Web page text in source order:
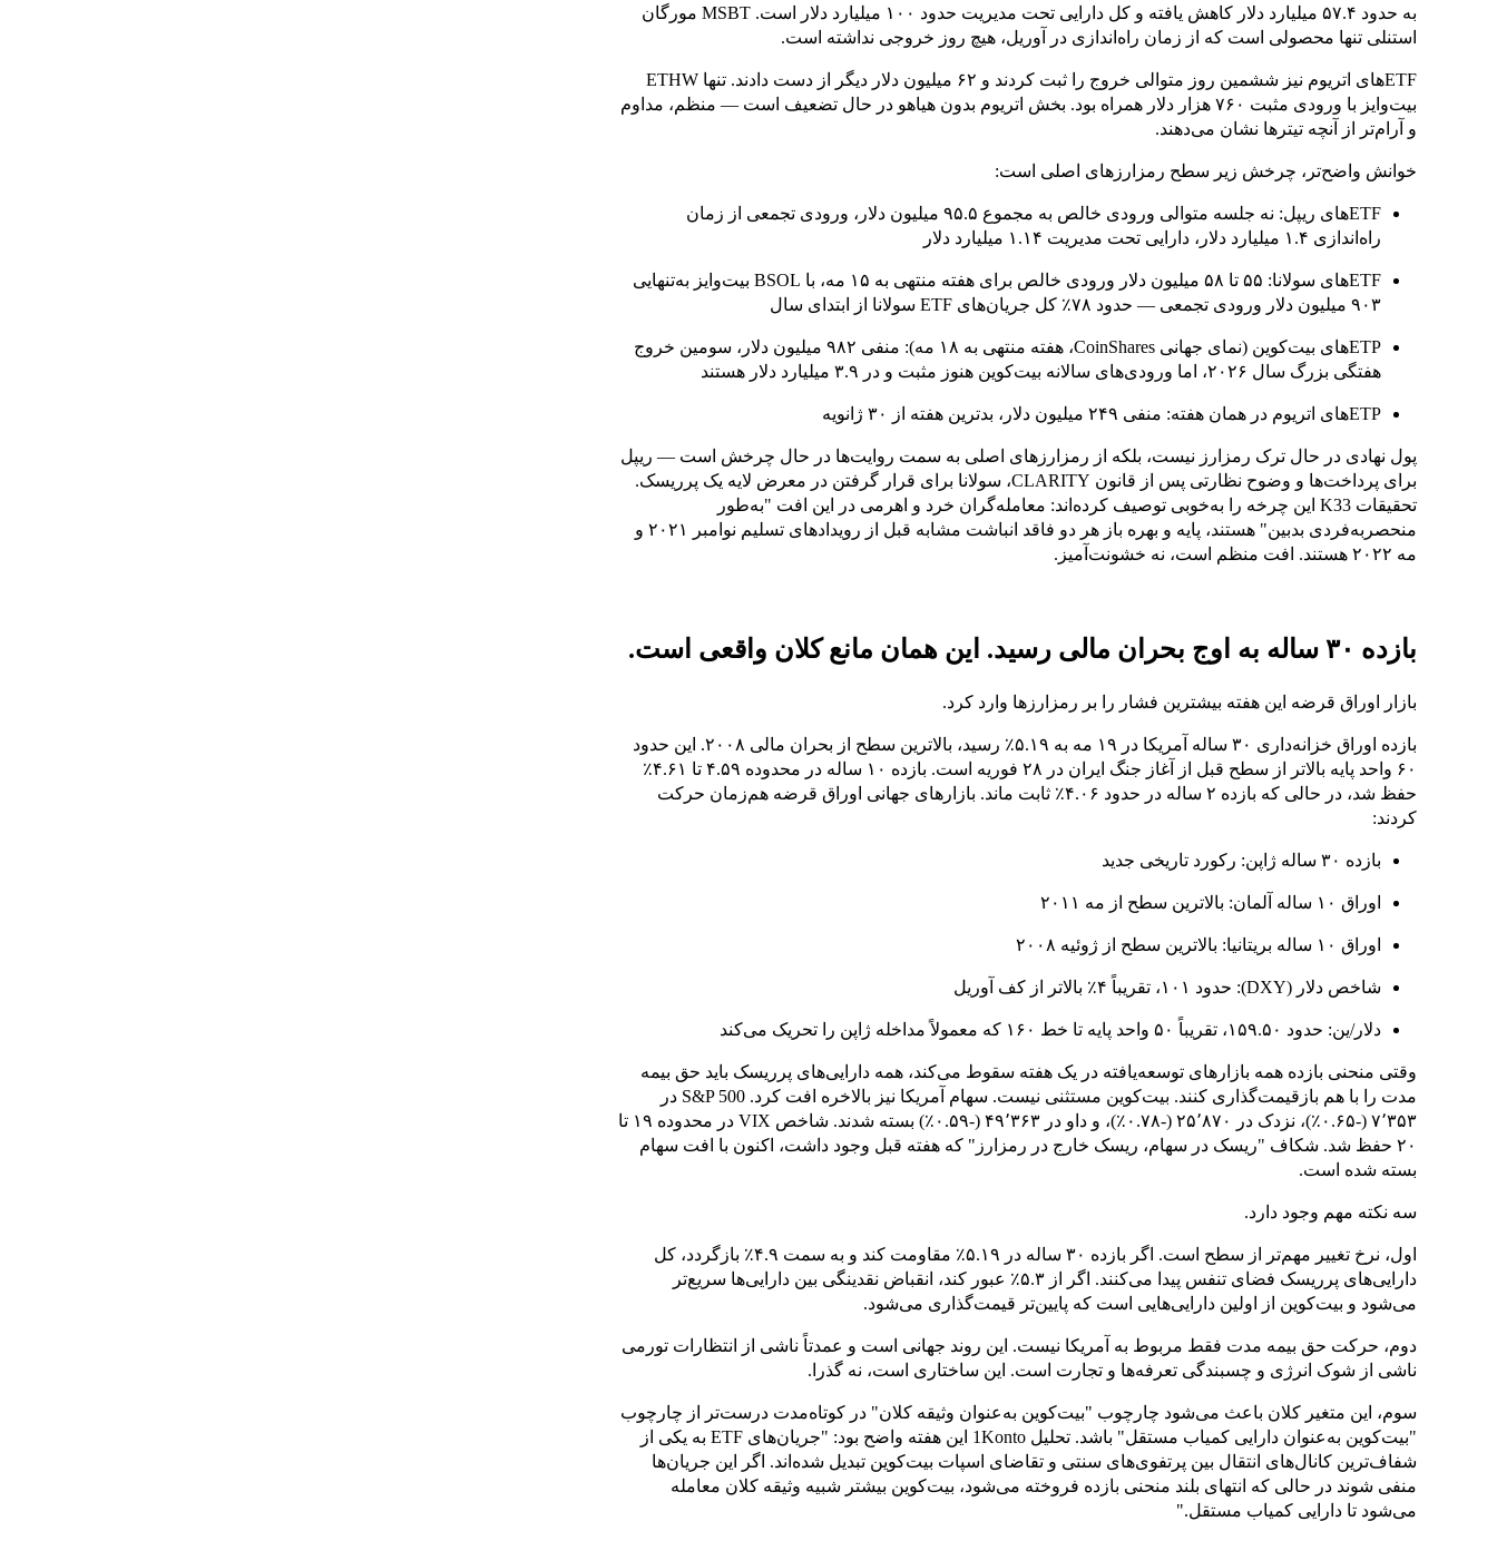
به حدود ۵۷.۴ میلیارد دلار کاهش یافته و کل دارایی تحت مدیریت حدود ۱۰۰ میلیارد دلار است. MSBT مورگان
استنلی تنها محصولی است که از زمان راه‌اندازی در آوریل، هیچ روز خروجی نداشته است.
ETFهای اتریوم نیز ششمین روز متوالی خروج را ثبت کردند و ۶۲ میلیون دلار دیگر از دست دادند. تنها ETHW
بیت‌وایز با ورودی مثبت ۷۶۰ هزار دلار همراه بود. بخش اتریوم بدون هیاهو در حال تضعیف است — منظم، مداوم
و آرام‌تر از آنچه تیترها نشان می‌دهند.
خوانش واضح‌تر، چرخش زیر سطح رمزارزهای اصلی است:
ETFهای ریپل: نه جلسه متوالی ورودی خالص به مجموع ۹۵.۵ میلیون دلار، ورودی تجمعی از زمان
راه‌اندازی ۱.۴ میلیارد دلار، دارایی تحت مدیریت ۱.۱۴ میلیارد دلار
ETFهای سولانا: ۵۵ تا ۵۸ میلیون دلار ورودی خالص برای هفته منتهی به ۱۵ مه، با BSOL بیت‌وایز به‌تنهایی
۹۰۳ میلیون دلار ورودی تجمعی — حدود ۷۸٪ کل جریان‌های ETF سولانا از ابتدای سال
ETPهای بیت‌کوین (نمای جهانی CoinShares، هفته منتهی به ۱۸ مه): منفی ۹۸۲ میلیون دلار، سومین خروج
هفتگی بزرگ سال ۲۰۲۶، اما ورودی‌های سالانه بیت‌کوین هنوز مثبت و در ۳.۹ میلیارد دلار هستند
ETPهای اتریوم در همان هفته: منفی ۲۴۹ میلیون دلار، بدترین هفته از ۳۰ ژانویه
پول نهادی در حال ترک رمزارز نیست، بلکه از رمزارزهای اصلی به سمت روایت‌ها در حال چرخش است — ریپل
برای پرداخت‌ها و وضوح نظارتی پس از قانون CLARITY، سولانا برای قرار گرفتن در معرض لایه یک پرریسک.
تحقیقات K33 این چرخه را به‌خوبی توصیف کرده‌اند: معامله‌گران خرد و اهرمی در این افت "به‌طور
منحصربه‌فردی بدبین" هستند، پایه و بهره باز هر دو فاقد انباشت مشابه قبل از رویدادهای تسلیم نوامبر ۲۰۲۱ و
مه ۲۰۲۲ هستند. افت منظم است، نه خشونت‌آمیز.
بازده ۳۰ ساله به اوج بحران مالی رسید. این همان مانع کلان واقعی است.
بازار اوراق قرضه این هفته بیشترین فشار را بر رمزارزها وارد کرد.
بازده اوراق خزانه‌داری ۳۰ ساله آمریکا در ۱۹ مه به ۵.۱۹٪ رسید، بالاترین سطح از بحران مالی ۲۰۰۸. این حدود
۶۰ واحد پایه بالاتر از سطح قبل از آغاز جنگ ایران در ۲۸ فوریه است. بازده ۱۰ ساله در محدوده ۴.۵۹ تا ۴.۶۱٪
حفظ شد، در حالی که بازده ۲ ساله در حدود ۴.۰۶٪ ثابت ماند. بازارهای جهانی اوراق قرضه هم‌زمان حرکت
کردند:
بازده ۳۰ ساله ژاپن: رکورد تاریخی جدید
اوراق ۱۰ ساله آلمان: بالاترین سطح از مه ۲۰۱۱
اوراق ۱۰ ساله بریتانیا: بالاترین سطح از ژوئیه ۲۰۰۸
شاخص دلار (DXY): حدود ۱۰۱، تقریباً ۴٪ بالاتر از کف آوریل
دلار/ین: حدود ۱۵۹.۵۰، تقریباً ۵۰ واحد پایه تا خط ۱۶۰ که معمولاً مداخله ژاپن را تحریک می‌کند
وقتی منحنی بازده همه بازارهای توسعه‌یافته در یک هفته سقوط می‌کند، همه دارایی‌های پرریسک باید حق بیمه
مدت را با هم بازقیمت‌گذاری کنند. بیت‌کوین مستثنی نیست. سهام آمریکا نیز بالاخره افت کرد. S&P 500 در
۷٬۳۵۳ (-۰.۶۵٪)، نزدک در ۲۵٬۸۷۰ (-۰.۷۸٪)، و داو در ۴۹٬۳۶۳ (-۰.۵۹٪) بسته شدند. شاخص VIX در محدوده ۱۹ تا
۲۰ حفظ شد. شکاف "ریسک در سهام، ریسک خارج در رمزارز" که هفته قبل وجود داشت، اکنون با افت سهام
بسته شده است.
سه نکته مهم وجود دارد.
اول، نرخ تغییر مهم‌تر از سطح است. اگر بازده ۳۰ ساله در ۵.۱۹٪ مقاومت کند و به سمت ۴.۹٪ بازگردد، کل
دارایی‌های پرریسک فضای تنفس پیدا می‌کنند. اگر از ۵.۳٪ عبور کند، انقباض نقدینگی بین دارایی‌ها سریع‌تر
می‌شود و بیت‌کوین از اولین دارایی‌هایی است که پایین‌تر قیمت‌گذاری می‌شود.
دوم، حرکت حق بیمه مدت فقط مربوط به آمریکا نیست. این روند جهانی است و عمدتاً ناشی از انتظارات تورمی
ناشی از شوک انرژی و چسبندگی تعرفه‌ها و تجارت است. این ساختاری است، نه گذرا.
سوم، این متغیر کلان باعث می‌شود چارچوب "بیت‌کوین به‌عنوان وثیقه کلان" در کوتاه‌مدت درست‌تر از چارچوب
"بیت‌کوین به‌عنوان دارایی کمیاب مستقل" باشد. تحلیل 1Konto این هفته واضح بود: "جریان‌های ETF به یکی از
شفاف‌ترین کانال‌های انتقال بین پرتفوی‌های سنتی و تقاضای اسپات بیت‌کوین تبدیل شده‌اند. اگر این جریان‌ها
منفی شوند در حالی که انتهای بلند منحنی بازده فروخته می‌شود، بیت‌کوین بیشتر شبیه وثیقه کلان معامله
می‌شود تا دارایی کمیاب مستقل."